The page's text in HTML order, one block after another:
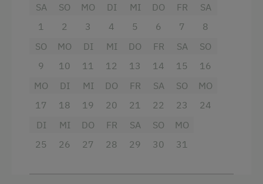
Eisstockschießen
Geführte Wanderungen
Gästeabend
Hausmuseum
Dusche
Fernseher
Haarföhn
Handtücher
Safe
Haupthaus
SA
1
SO
2
MO
3
DI
4
MI
5
DO
6
FR
7
SA
8
SO
9
MO
10
DI
11
MI
12
DO
13
FR
14
SA
15
SO
16
MO
17
DI
18
MI
19
DO
20
FR
21
SA
22
SO
23
MO
24
DI
25
MI
26
DO
27
FR
28
SA
29
SO
30
MO
31